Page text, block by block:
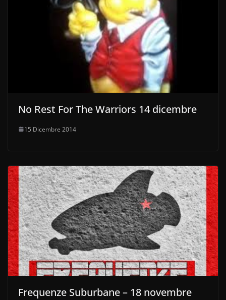
No Rest For The Warriors 14 dicembre
15 Dicembre 2014
Frequenze Suburbane – 18 novembre